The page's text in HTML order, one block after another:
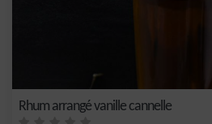
Rhum arrangé vanille cannelle